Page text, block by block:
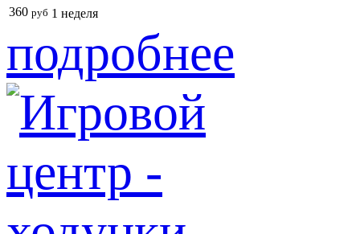
360 руб 1 неделя
подробнее